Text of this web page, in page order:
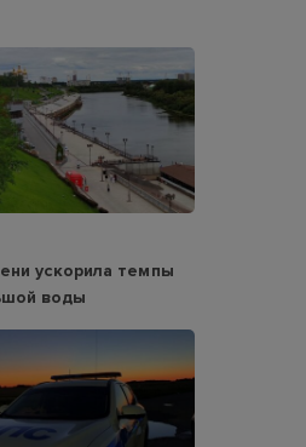
ускорила темпы
воды